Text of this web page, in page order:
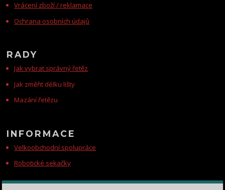
Vrácení zboží / reklamace
Ochrana osobních údajů
RADY
Jak vybrat správný řetěz
Jak změřit délku lišty
Mazání řetězu
INFORMACE
Velkoobchodní spolupráce
Robotické sekačky